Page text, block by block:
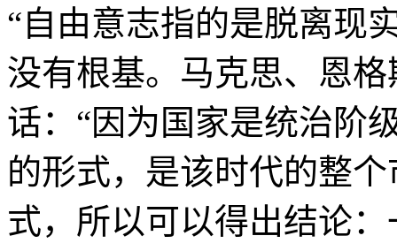
“自由意志指的是脱离现
没有根基。马克思、恩
话：“因为国家是统治阶
的形式，是该时代的整
式，所以可以得出结论